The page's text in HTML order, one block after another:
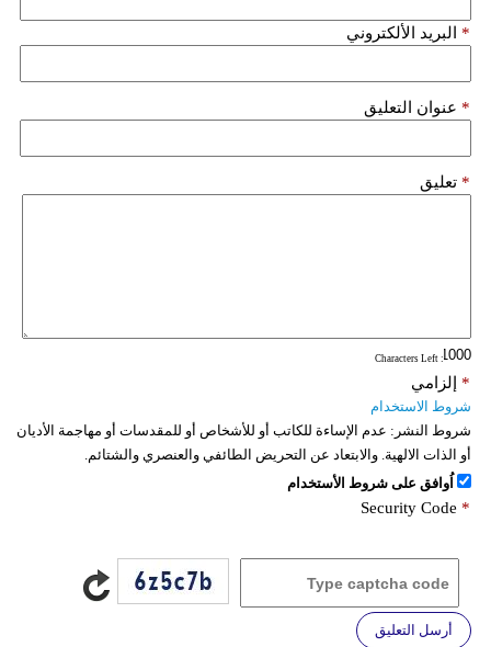
البريد الألكتروني *
عنوان التعليق *
تعليق *
: Characters Left
إلزامي *
شروط الاستخدام
شروط النشر: عدم الإساءة للكاتب أو للأشخاص أو للمقدسات أو مهاجمة الأديان
أو الذات الالهية. والابتعاد عن التحريض الطائفي والعنصري والشتائم.
اُوافق على شروط الأستخدام
Security Code *
أرسل التعليق